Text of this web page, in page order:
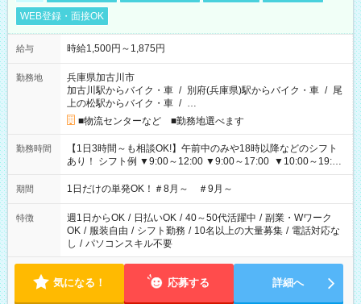
WEB登録・面接OK
給与 時給1,500円～1,875円
勤務地
兵庫県加古川市
加古川駅からバイク・車 / 別府(兵庫県)駅からバイク・車 / 尾
上の松駅からバイク・車 / …
■物流センターなど ■勤務地選べます
勤務時間
【1日3時間～も相談OK!】午前中のみや18時以降などのシフト
あり！ シフト例 ▼9:00～12:00 ▼9:00～17:00 ▼10:00～19:00
▼18:00～21:00
期間 1日だけの単発OK！＃8月～ ＃9月～
特徴 週1日からOK / 日払いOK / 40～50代活躍中 / 副業・Wワーク
OK / 服装自由 / シフト勤務 / 10名以上の大量募集 / 電話対応な
し / パソコンスキル不要
気になる！ 応募する 詳細へ